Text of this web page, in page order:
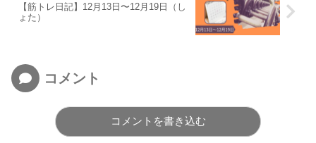
【筋トレ日記】12月13日〜12月19日（し
ょた）
コメント
コメントを書き込む